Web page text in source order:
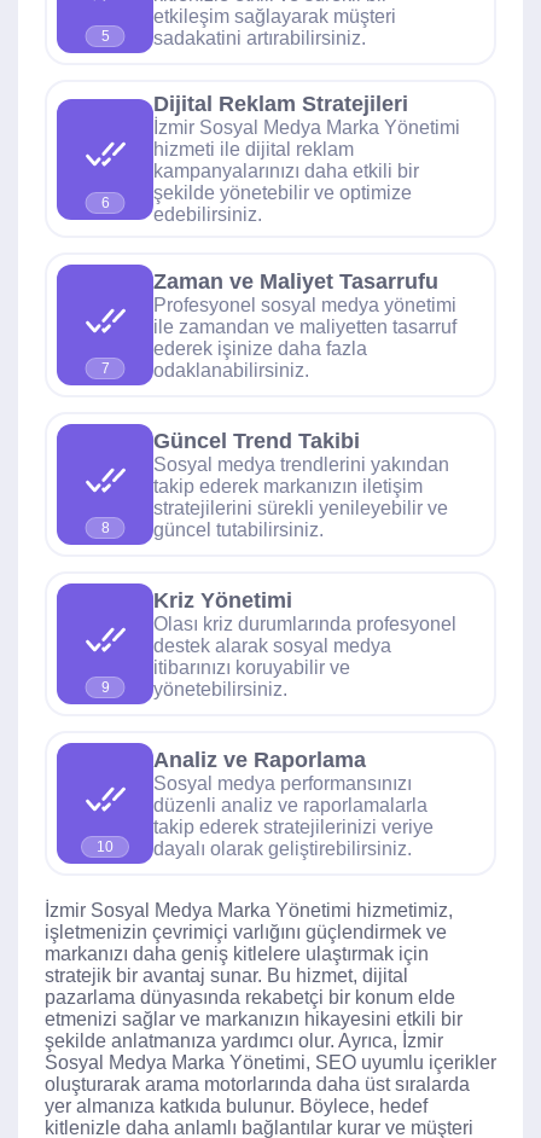
5
etkileşim sağlayarak müşteri
sadakatini artırabilirsiniz.
6
Dijital Reklam Stratejileri
İzmir Sosyal Medya Marka Yönetimi
hizmeti ile dijital reklam
kampanyalarınızı daha etkili bir
şekilde yönetebilir ve optimize
edebilirsiniz.
7
Zaman ve Maliyet Tasarrufu
Profesyonel sosyal medya yönetimi
ile zamandan ve maliyetten tasarruf
ederek işinize daha fazla
odaklanabilirsiniz.
8
Güncel Trend Takibi
Sosyal medya trendlerini yakından
takip ederek markanızın iletişim
stratejilerini sürekli yenileyebilir ve
güncel tutabilirsiniz.
9
Kriz Yönetimi
Olası kriz durumlarında profesyonel
destek alarak sosyal medya
itibarınızı koruyabilir ve
yönetebilirsiniz.
10
Analiz ve Raporlama
Sosyal medya performansınızı
düzenli analiz ve raporlamalarla
takip ederek stratejilerinizi veriye
dayalı olarak geliştirebilirsiniz.
İzmir Sosyal Medya Marka Yönetimi hizmetimiz,
işletmenizin çevrimiçi varlığını güçlendirmek ve
markanızı daha geniş kitlelere ulaştırmak için
stratejik bir avantaj sunar. Bu hizmet, dijital
pazarlama dünyasında rekabetçi bir konum elde
etmenizi sağlar ve markanızın hikayesini etkili bir
şekilde anlatmanıza yardımcı olur. Ayrıca, İzmir
Sosyal Medya Marka Yönetimi, SEO uyumlu içerikler
oluşturarak arama motorlarında daha üst sıralarda
yer almanıza katkıda bulunur. Böylece, hedef
kitlenizle daha anlamlı bağlantılar kurar ve müşteri